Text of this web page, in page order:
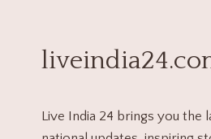
Live India 24 brings you the